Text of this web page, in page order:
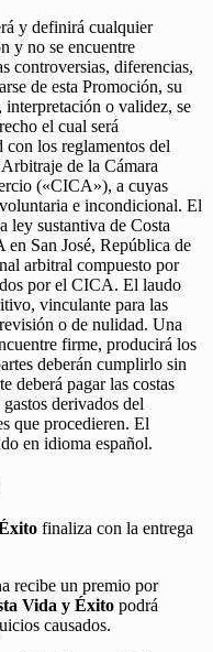
y definirá cualquier
y no se encuentre
controversias, diferencias,
de esta Promoción, su
o validez, se
el cual será
los reglamentos del
de la Cámara
(«CICA»), a cuyas
e incondicional. El
ley sustantiva de Costa
San José, República de
arbitral compuesto por
por el CICA. El laudo
vinculante para las
o de nulidad. Una
firme, producirá los
deberán cumplirlo sin
deberá pagar las costas
derivados del
que procedieren. El
en idioma español.
finaliza con la entrega
recibe un premio por
Vida y Éxito podrá
causados.